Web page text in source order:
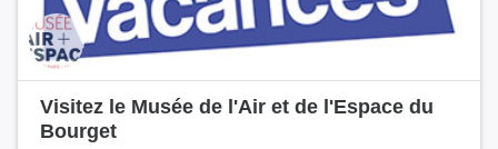
Visitez le Musée de l'Air et de l'Espace du
Bourget